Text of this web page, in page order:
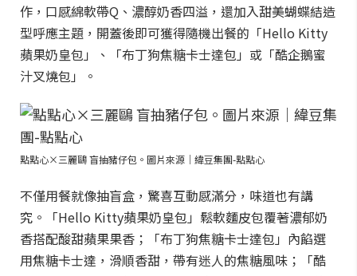
作，口感綿軟帶Q、濃醇奶香四溢，還加入甜美蝴蝶結造
型呼應主題，開蓋後即可獲得隨機出餐的「Hello Kitty
蘋果奶皇包」、「布丁狗焦糖卡士達包」或「酷企鵝蜜
汁叉燒包」。
點點心×三麗鷗 盲抽豬仔包。圖片來源｜緯豆集團-點點心
不僅用餐就像抽盲盒，驚喜互動感滿分，味道也有講
究。「Hello Kitty蘋果奶皇包」鬆軟麵皮包覆著濃郁奶
香搭配酸甜蘋果果香；「布丁狗焦糖卡士達包」內餡選
用焦糖卡士達，滑順香甜，帶有迷人的焦糖風味；「酷